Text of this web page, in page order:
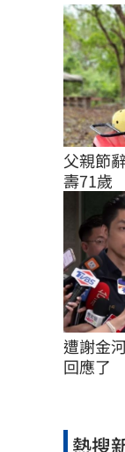
父親節
壽71歲
遭謝金
回應了
熱搜